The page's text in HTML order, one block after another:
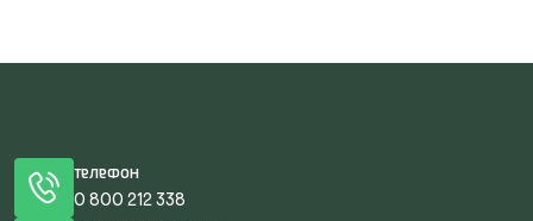
Телефон
0 800 212 338